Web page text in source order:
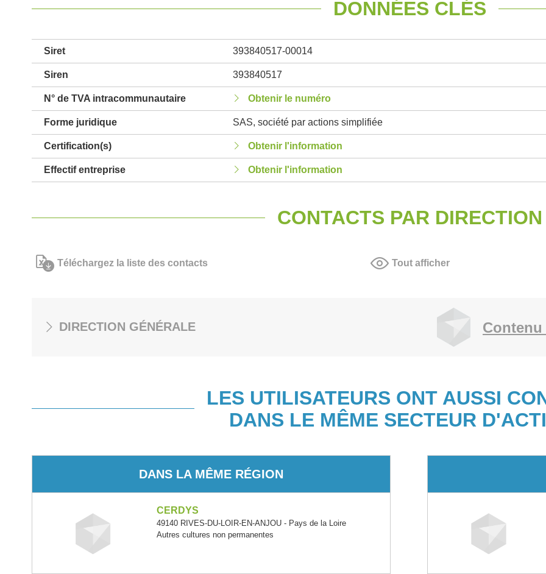
DONNÉES CLÉS
Siret 393840517-00014
Siren 393840517
N° de TVA intracommunautaire Obtenir le numéro
Forme juridique SAS, société par actions simplifiée
Certification(s) Obtenir l'information
Effectif entreprise Obtenir l'information
CONTACTS PAR DIRECTION
Téléchargez la liste des contacts Tout afficher
DIRECTION GÉNÉRALE
LES UTILISATEURS ONT AUSSI
DANS LE MÊME SECTEUR
DANS LA MÊME RÉGION
CERDYS
49140 RIVES-DU-LOIR-EN-ANJOU - Pays de la Loire
Autres cultures non permanentes